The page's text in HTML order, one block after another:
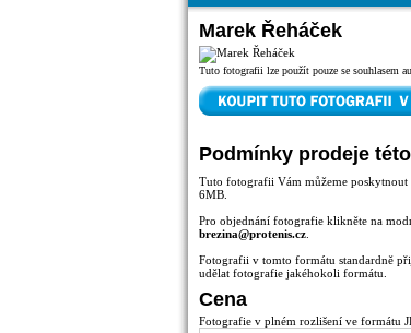
Marek Řeháček
Tuto fotografii lze použít pouze se souhlasem
Podmínky prodeje
Tuto fotografii Vám můžeme
6MB.
Pro objednání fotografie klikněte na
brezina@protenis.cz
Fotografii v tomto formátu standardně
udělat fotografie jakéhokoli formátu.
Cena
Fotografie v plném rozlišení ve formátu